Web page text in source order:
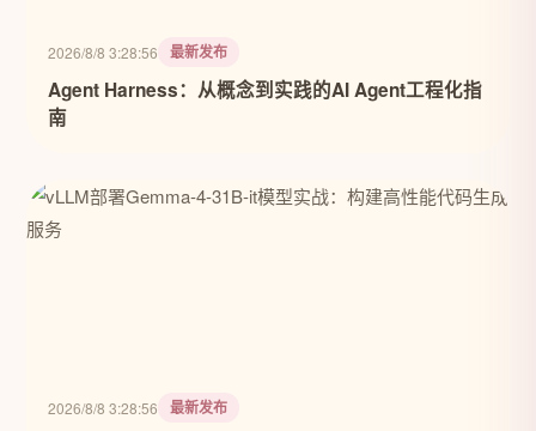
2026/8/8 3:28:56 最新发布
Agent Harness：从概念到实践的AI Agent工程化指
南
2026/8/8 3:28:56 最新发布